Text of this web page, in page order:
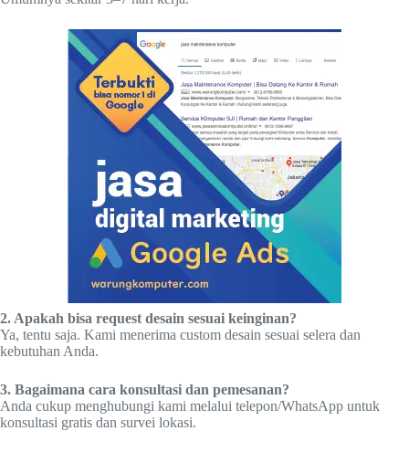
2. Apakah bisa request desain sesuai keinginan?
Ya, tentu saja. Kami menerima custom desain sesuai selera dan
kebutuhan Anda.
3. Bagaimana cara konsultasi dan pemesanan?
Anda cukup menghubungi kami melalui telepon/WhatsApp untuk
konsultasi gratis dan survei lokasi.